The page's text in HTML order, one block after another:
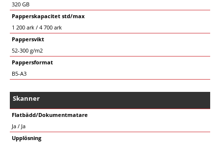
320 GB
Papperskapacitet std/max
1 200 ark / 4 700 ark
Pappersvikt
52-300 g/m2
Pappersformat
B5-A3
Skanner
Flatbädd/Dokumentmatare
Ja / Ja
Upplösning